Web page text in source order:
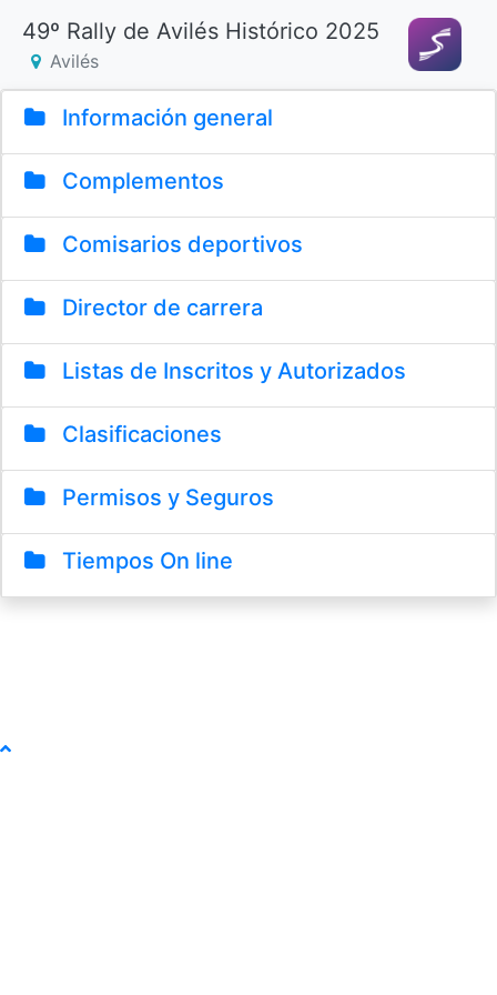
49º Rally de Avilés Histórico 2025
Avilés
Información general
Complementos
Comisarios deportivos
Director de carrera
Listas de Inscritos y Autorizados
Clasificaciones
Permisos y Seguros
Tiempos On line